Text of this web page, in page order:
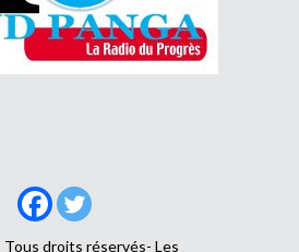
droits réservés- Les